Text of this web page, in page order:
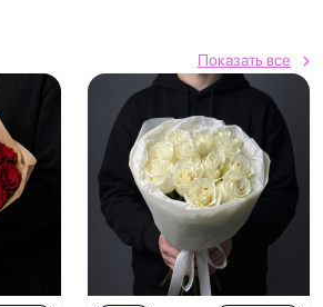
Показать все